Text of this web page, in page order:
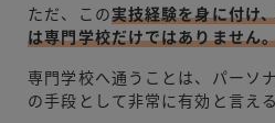
ただ、この実技経験を身に付け
は専門学校だけではありません
専門学校へ通うことは、パーソ
の手段として非常に有効と言える